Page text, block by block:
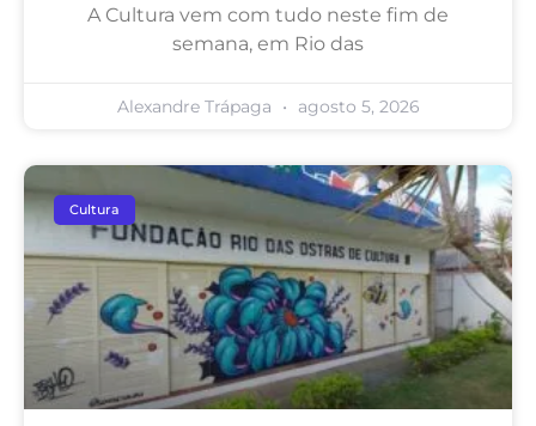
A Cultura vem com tudo neste fim de
semana, em Rio das
Alexandre Trápaga agosto 5, 2026
Cultura